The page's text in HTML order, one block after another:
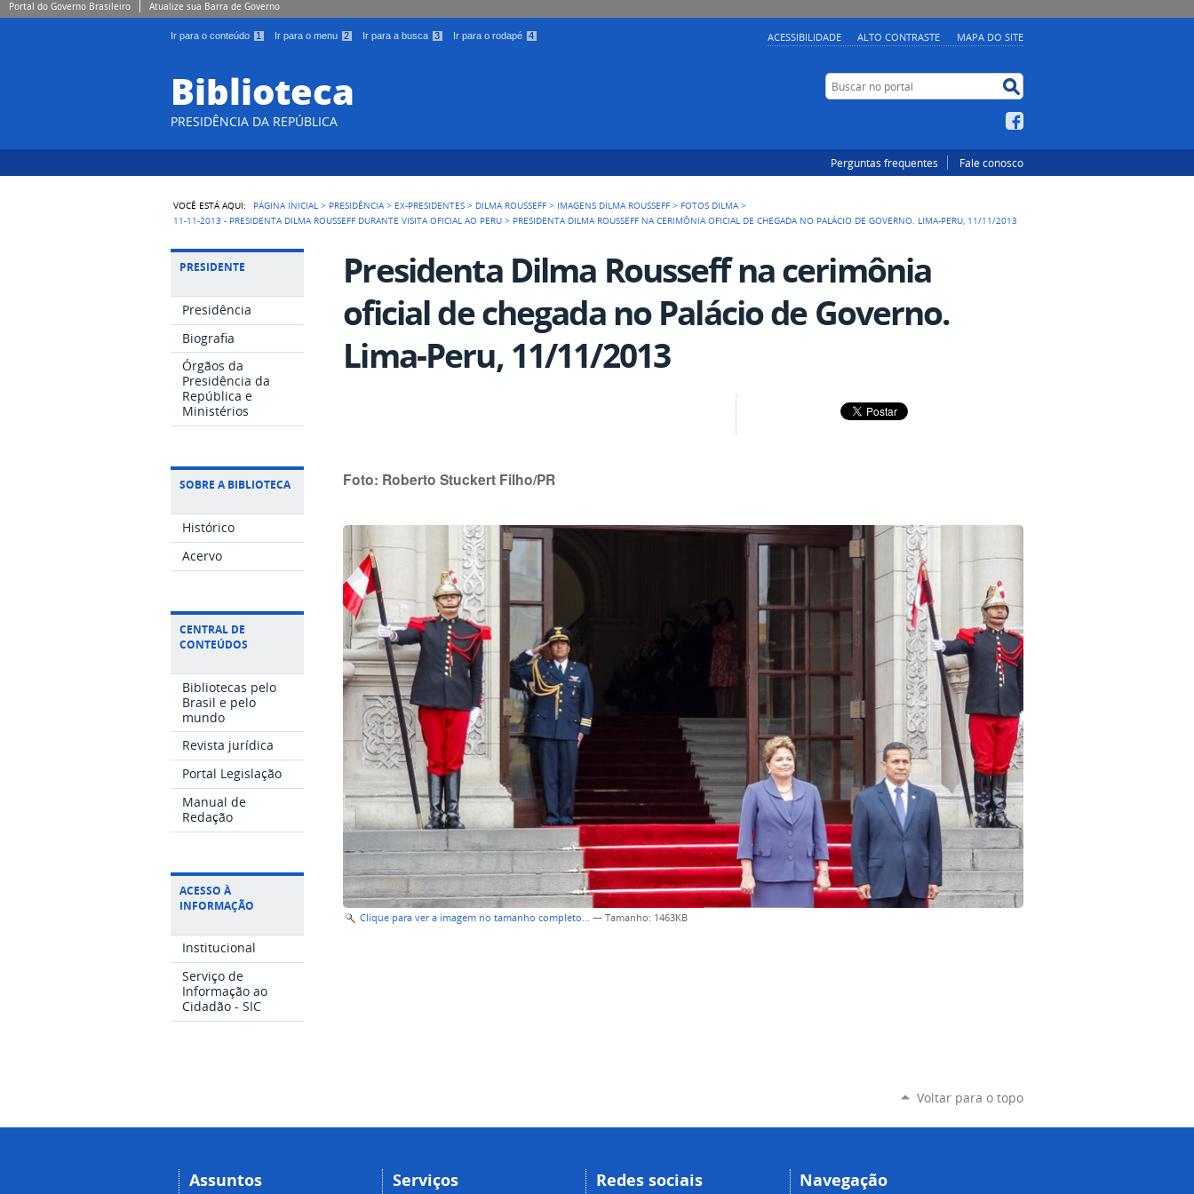
Portal do Governo Brasileiro Atualize sua Barra de Governo
Ir para o conteúdo 1 Ir para o menu 2 Ir para a busca 3 Ir para o rodapé 4 ACESSIBILIDADE ALTO CONTRASTE MAPA DO SITE
Biblioteca
PRESIDÊNCIA DA REPÚBLICA
Buscar no portal
Perguntas frequentes Fale conosco
VOCÊ ESTÁ AQUI: PÁGINA INICIAL > PRESIDÊNCIA > EX-PRESIDENTES > DILMA ROUSSEFF > IMAGENS DILMA ROUSSEFF > FOTOS DILMA >
11-11-2013 - PRESIDENTA DILMA ROUSSEFF DURANTE VISITA OFICIAL AO PERU > PRESIDENTA DILMA ROUSSEFF NA CERIMÔNIA OFICIAL DE CHEGADA NO PALÁCIO DE GOVERNO. LIMA-PERU, 11/11/2013
PRESIDENTE
Presidência
Biografia
Órgãos da
Presidência da
República e
Ministérios
SOBRE A BIBLIOTECA
Histórico
Acervo
CENTRAL DE
CONTEÚDOS
Bibliotecas pelo
Brasil e pelo
mundo
Revista jurídica
Portal Legislação
Manual de
Redação
ACESSO À
INFORMAÇÃO
Institucional
Serviço de
Informação ao
Cidadão - SIC
Presidenta Dilma Rousseff na cerimônia
oficial de chegada no Palácio de Governo.
Lima-Peru, 11/11/2013
Foto: Roberto Stuckert Filho/PR
Clique para ver a imagem no tamanho completo… —Tamanho: 1463KB
Voltar para o topo
Assuntos Serviços Redes sociais Navegação